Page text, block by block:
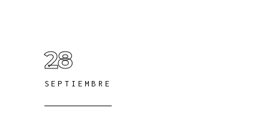
28
SEPTIEMBRE